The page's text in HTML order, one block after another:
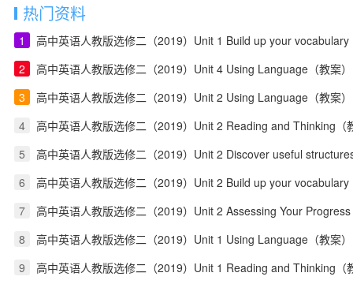
热门资料
1
高中英语人教版选修二（2019）Unit 1 Build up your vocabulary
2
高中英语人教版选修二（2019）Unit 4 Using Language（教案）
3
高中英语人教版选修二（2019）Unit 2 Using Language（教案）
4
高中英语人教版选修二（2019）Unit 2 Reading and Thinking（
5
高中英语人教版选修二（2019）Unit 2 Discover useful
6
高中英语人教版选修二（2019）Unit 2 Build up your vocabulary
7
高中英语人教版选修二（2019）Unit 2 Assessing Your
8
高中英语人教版选修二（2019）Unit 1 Using Language（教案）
9
高中英语人教版选修二（2019）Unit 1 Reading and Thinking（